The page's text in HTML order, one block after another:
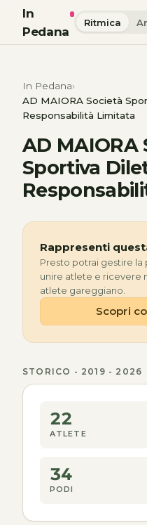
In
Pedana
Ritmica
In Pedana
AD MAIORA Società
Responsabilità Limitata
AD MAIORA
Sportiva
Rappresenti
Presto potrai gestire la
unire atlete e ricevere
atlete gareggiano.
Scopri
STORICO - 2019 - 2026
22
ATLETE
34
PODI